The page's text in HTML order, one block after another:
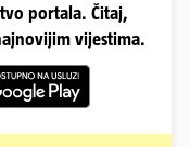
portala. Čitaj,
vijestima.